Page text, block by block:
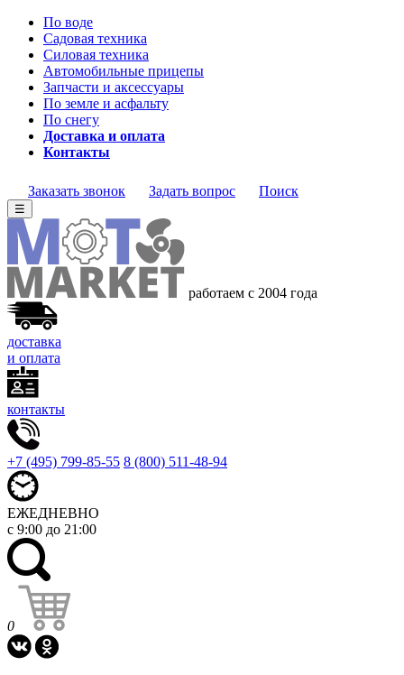
По воде
Садовая техника
Силовая техника
Автомобильные прицепы
Запчасти и аксессуары
По земле и асфальту
По снегу
Доставка и оплата
Контакты
Заказать звонок Задать вопрос Поиск
☰
работаем с 2004 года
доставка
и оплата
контакты
+7 (495) 799-85-55 8 (800) 511-48-94
ЕЖЕДНЕВНО
с 9:00 до 21:00
0